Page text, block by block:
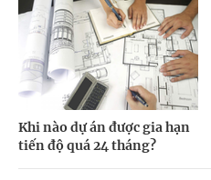
Khi nào dự án được gia hạn
tiến độ quá 24 tháng?